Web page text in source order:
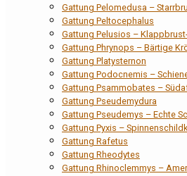
Gattung Pelomedusa –
Gattung Peltocephalus
Gattung Pelusios –
Gattung Phrynops – Bärtige
Gattung Platysternon
Gattung Podocnemis –
Gattung Psammobates –
Gattung Pseudemydura
Gattung Pseudemys – Echte
Gattung Pyxis –
Gattung Rafetus
Gattung Rheodytes
Gattung Rhinoclemmys –